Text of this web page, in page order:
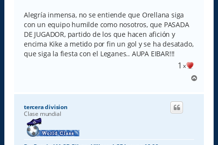
s
a
j
e
Alegría inmensa, no se entiende que Orellana siga
con un equipo humilde como nosotros, que PASADA
DE JUGADOR, partido de los que hacen afición y
encima Kike a metido por fin un gol y se ha desatado,
que siga la fiesta con el Leganes.. AUPA EIBAR!!!
1 x
r
tercera division
Clase mundial